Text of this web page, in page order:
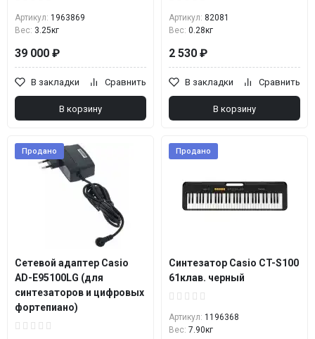
Артикул: 1963869
Вес: 3.25кг
39 000 ₽
В закладки Сравнить
В корзину
Артикул: 82081
Вес: 0.28кг
2 530 ₽
В закладки Сравнить
В корзину
Продано
Сетевой адаптер Casio
AD-E95100LG (для
синтезаторов и цифровых
фортепиано)
Продано
Синтезатор Casio CT-S100
61клав. черный
Артикул: 1196368
Вес: 7.90кг